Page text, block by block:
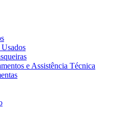
e Assistência Técnica